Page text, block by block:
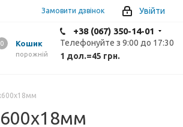
Увійти
Замовити дзвінок
+38 (067) 350-14-01
Телефонуйте з 9:00 до 17:30
1 дол.=45 грн.
Кошик
0
порожній
0